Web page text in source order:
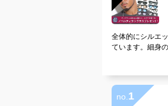
全体的にシルエ
ています。細身
no. 1